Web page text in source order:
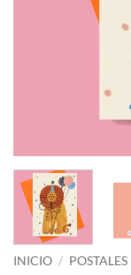
INICIO / POSTALES